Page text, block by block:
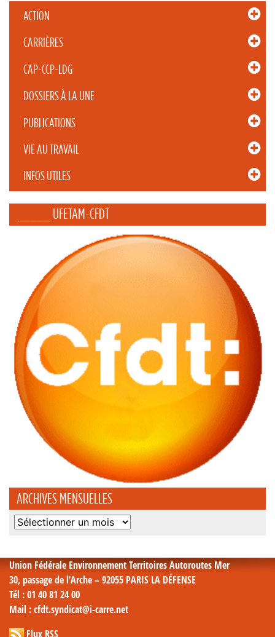
ACTION
CARRIÈRES
CAP-CCP-LDG
DOSSIERS À LA UNE
PUBLICATIONS
VIE AU TRAVAIL
INFOS UTILES
_____ UFETAM-CFDT
ARCHIVES MENSUELLES
Archives
Union Fédérale Environnement Territoires Autoroutes Mer
30, passage de l’Arche – 92055 PARIS LA DÉFENSE
Tél : 01 40 81 24 00
Mail : cfdt.syndicat@i-carre.net
Flux RSS